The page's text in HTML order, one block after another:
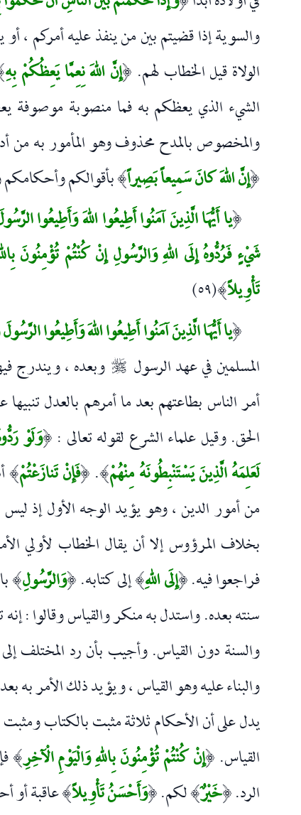
والسوية إذا قضيتم بين من ينفذ عليه أمركم
الولاة قيل الخطاب لهم. (إِنَّ اللهَ نِعِمَّا يَعِظُكُمْ بِهِ
الشيء الذي يعظكم به فما منصوبة موصوفة
والمخصوص بالمدح محذوف وهو المأمور به من
(إِنَّ اللهَ كانَ سَمِيعاً بَصِيراً)بأقوالكم وأحكامكم
(يا أَيُّهَا الَّذِينَ آمَنُوا أَطِيعُوا اللهَ وَأَطِيعُوا
شَيْءٍ فَرُدُّوهُ إِلَى اللهِ وَالرَّسُولِ إِنْ كُنْتُمْ تُؤْمِنُونَ
تَأْوِيلاً)(٥٩)
(يا أَيُّهَا الَّذِينَ آمَنُوا أَطِيعُوا اللهَ وَأَطِيعُوا
المسلمين في عهد الرسول صلى‌الله‌عليه‌وسلم وبعده ، ويندرج
أمر الناس بطاعتهم بعد ما أمرهم بالعدل
الحق. وقيل علماء الشرع لقوله تعالى : (وَلَوْ
لَعَلِمَهُ الَّذِينَ يَسْتَنْبِطُونَهُ مِنْهُمْ)
.
(فَإِنْ تَنازَعْتُمْ)
من أمور الدين ، وهو يؤيد الوجه الأول إذ
بخلاف المرؤوس إلا أن يقال الخطاب لأولي
فراجعوا فيه. (إِلَى اللهِ)إلى كتابه. (وَالرَّسُولِ)
سنته بعده. واستدل به منكر والقياس وقالوا :
والسنة دون القياس. وأجيب بأن رد المختلف
والبناء عليه وهو القياس ، ويؤيد ذلك الأمر به
يدل على أن الأحكام ثلاثة مثبت بالكتاب ومثبت
القياس. (إِنْ كُنْتُمْ تُؤْمِنُونَ بِاللهِ وَالْيَوْمِ الْآخِرِ)
الرد. (خَيْرٌ)لكم. (وَأَحْسَنُ تَأْوِيلاً)عاقبة أو